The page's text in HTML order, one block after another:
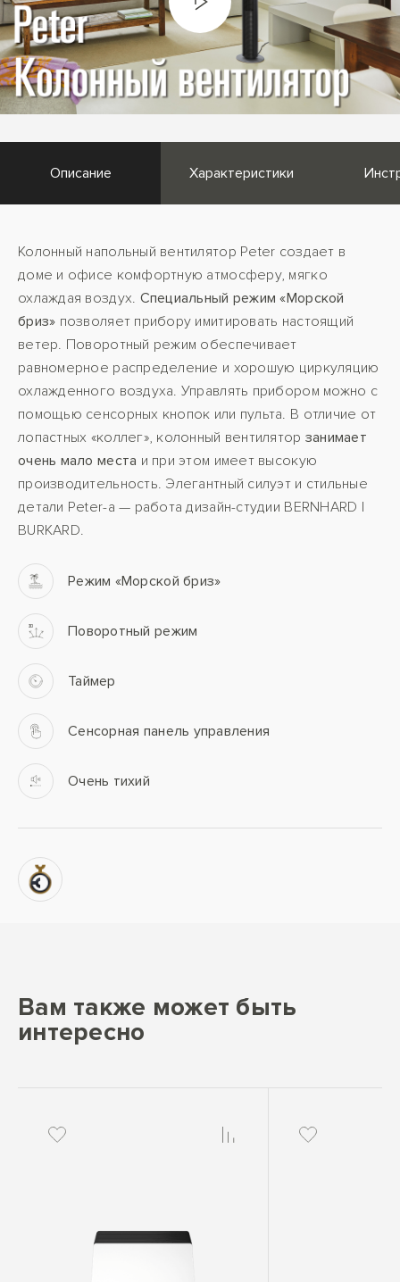
Описание Характеристики
Колонный напольный вентилятор Peter создает в
доме и офисе комфортную атмосферу, мягко
охлаждая воздух. Специальный режим «Морской
бриз» позволяет прибору имитировать настоящий
ветер. Поворотный режим обеспечивает
равномерное распределение и хорошую циркуляцию
охлажденного воздуха. Управлять прибором можно с
помощью сенсорных кнопок или пульта. В отличие от
лопастных «коллег», колонный вентилятор занимает
очень мало места и при этом имеет высокую
производительность. Элегантный силуэт и стильные
детали Peter-а — работа дизайн-студии BERNHARD I
BURKARD.
Режим «Морской бриз»
Поворотный режим
Таймер
Сенсорная панель управления
Очень тихий
Вам также может быть
интересно